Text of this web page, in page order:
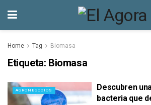
Home Tag Biomasa
Etiqueta: Biomasa
AGRONEGOCIOS
Descubren
bacteria que